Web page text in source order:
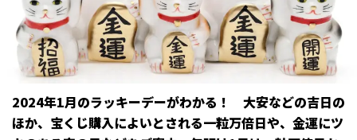
2024年1月のラッキーデーがわかる！ 大安などの吉日の
ほか、宝くじ購入によいとされる一粒万倍日や、金運にツ